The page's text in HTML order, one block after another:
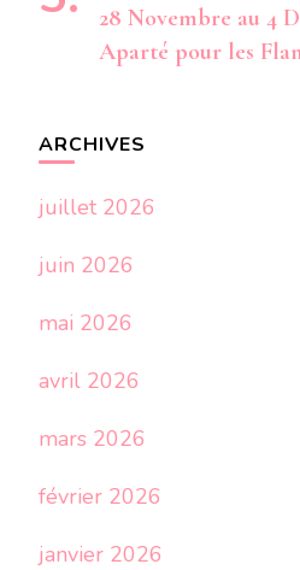
28 Novembre au 4
Aparté pour les
ARCHIVES
juillet 2026
juin 2026
mai 2026
avril 2026
mars 2026
février 2026
janvier 2026